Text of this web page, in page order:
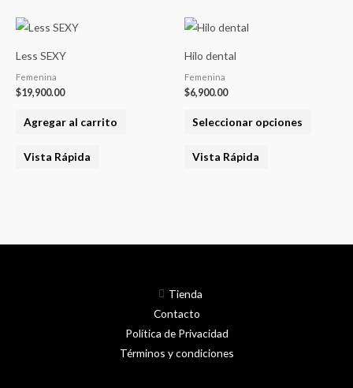
Less SEXY
Femenina
$19,900.00
Agregar al carrito
Vista Rápida
Hilo dental
Femenina
$6,900.00
Seleccionar opciones
la
Vista Rápida
Tienda
Contacto
Política de Privacidad
Términos y condiciones